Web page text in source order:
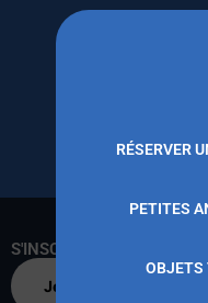
RÉSERVER
PETITES
OBJETS
S'INSCRIRE AU CNMT
Je m'inscris par